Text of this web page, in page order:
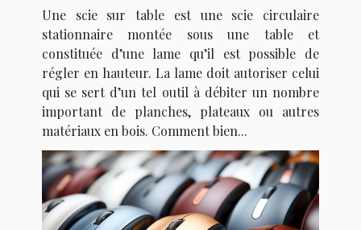
Une scie sur table est une scie circulaire
stationnaire montée sous une table et
constituée d’une lame qu’il est possible de
régler en hauteur. La lame doit autoriser celui
qui se sert d’un tel outil à débiter un nombre
important de planches, plateaux ou autres
matériaux en bois. Comment bien...